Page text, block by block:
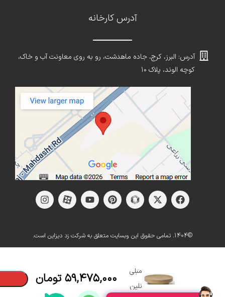
آدرس کارخانه
آدرس: البرز، کرج، جاده ماهدشت، رو به روی معاونت آب و خاک،
کوچه الوند، پلاک ۱۰
©1404. تمامی حقوق این وبسایت متعلق به شرکت زد دیزاین است.
مبلی
نلین
۵۹,۴۷۵,۰۰۰ تومان